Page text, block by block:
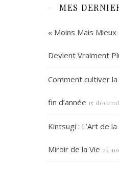
MES
« Moins Mais Mieux
Devient Vraiment
Comment cultiver
fin d’année 15
Kintsugi : L’Art de
Miroir de la Vie 24